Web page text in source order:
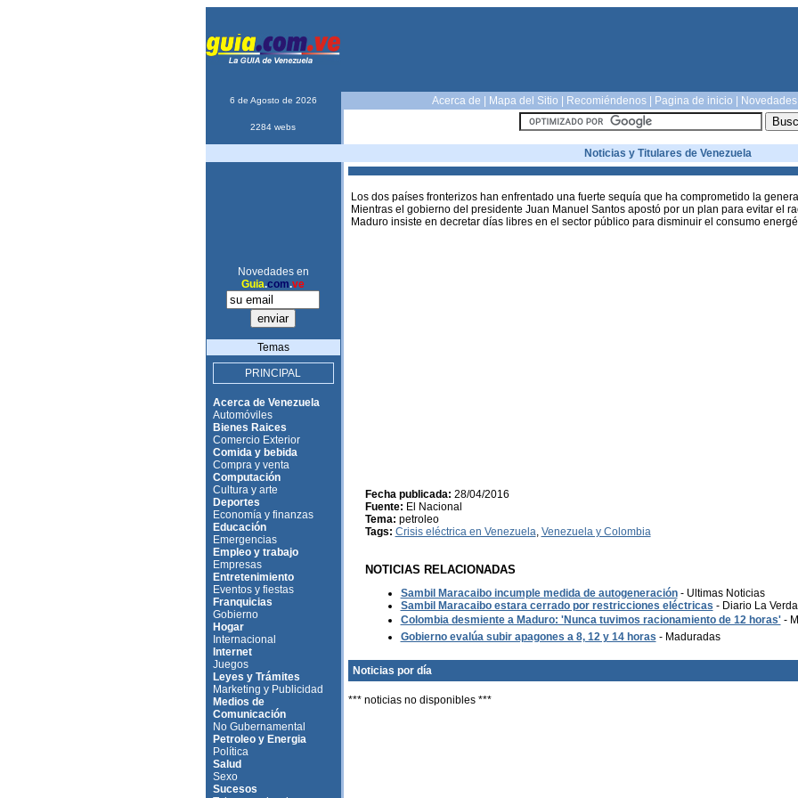
6 de Agosto de 2026 Acerca de Mapa del Sitio Recomiéndenos| Pagina de inicio Novedades|
2284 webs
Noticias y Titulares de Venezuela
Novedades en
Guia.com.ve
Temas
PRINCIPAL
Acerca de Venezuela
Automóviles
Bienes Raices
Comercio Exterior
Comida y bebida
Compra y venta
Computación
Cultura y arte
Deportes
Economía y finanzas
Educación
Emergencias
Empleo y trabajo
Empresas
Entretenimiento
Eventos y fiestas
Franquicias
Gobierno
Hogar
Internacional
Internet
Juegos
Leyes y Trámites
Marketing y Publicidad
Medios de
Comunicación
No Gubernamental
Petroleo y Energia
Política
Salud
Sexo
Sucesos
Los dos países fronterizos han enfrentado una fuerte sequía que ha comprometido la
Mientras el gobierno del presidente Juan Manuel Santos apostó por un plan para evitar el
Maduro insiste en decretar días libres en el sector público para disminuir el consumo
Fecha publicada: 28/04/2016
Fuente: El Nacional
Tema: petroleo
Tags: Crisis eléctrica en Venezuela, Venezuela y Colombia
NOTICIAS RELACIONADAS
Sambil Maracaibo incumple medida de autogeneración- Ultimas Noticias
Sambil Maracaibo estara cerrado por restricciones eléctricas - Diario La
Colombia desmiente a Maduro: 'Nunca tuvimos racionamiento de 12 horas'-
Gobierno evalúa subir apagones a 8, 12 y 14 horas - Maduradas
Noticias por día
*** noticias no disponibles ***